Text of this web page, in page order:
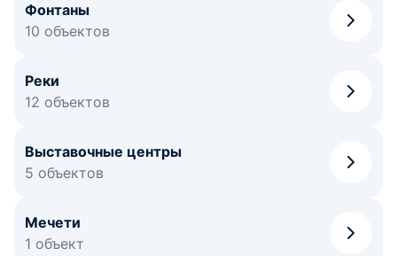
Фонтаны
10 объектов
Реки
12 объектов
Выставочные центры
5 объектов
Мечети
1 объект